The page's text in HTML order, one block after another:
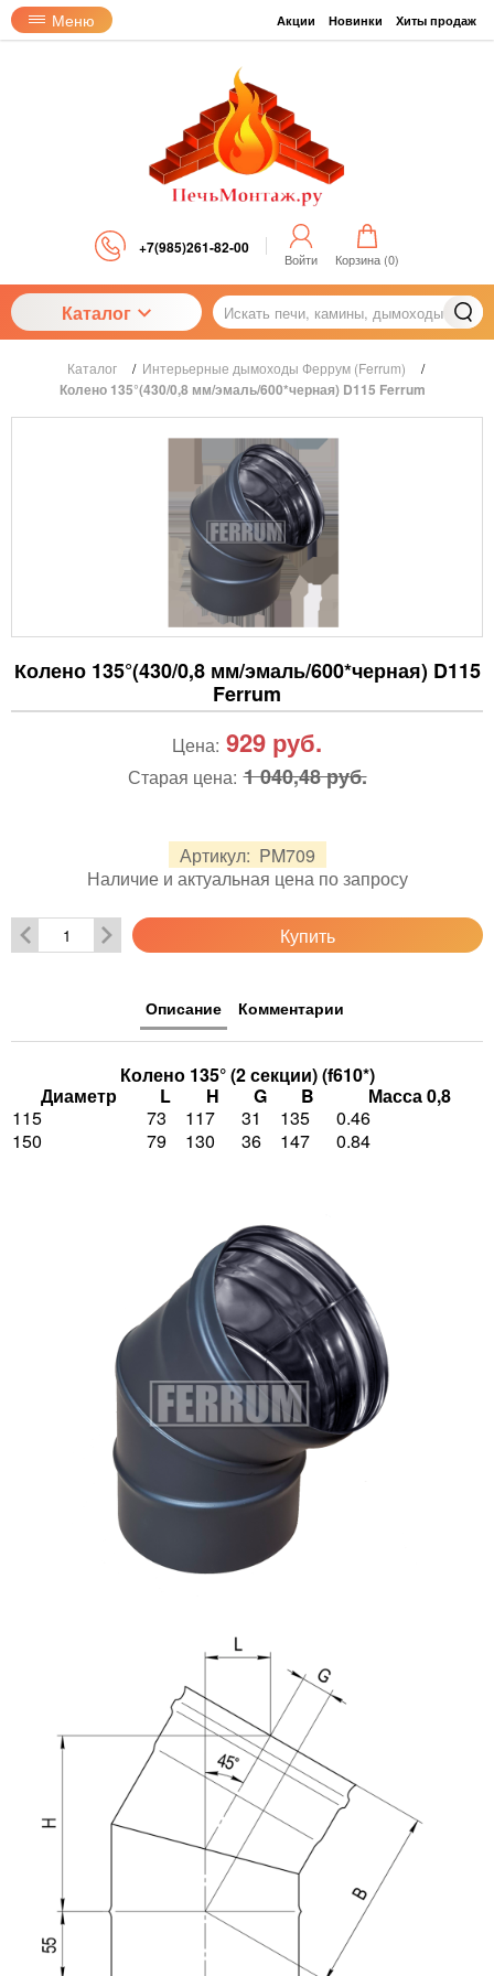
Меню Акции Новинки Хиты продаж
+7(985)261-82-00
Войти Корзина (0)
Каталог
Каталог / Интерьерные дымоходы Феррум (Ferrum) /
Колено 135°(430/0,8 мм/эмаль/600*черная) D115 Ferrum
Колено 135°(430/0,8 мм/эмаль/600*черная) D115
Ferrum
Артикул: PM709
Наличие и актуальная цена по запросу
Цена: 929 руб.
Старая цена: 1 040,48 руб.
Купить
Описание Комментарии
Колено 135° (2 секции) (f610*)
Диаметр
L H G B
Масса 0,8
115
73 117 31 135
0.46
150
79 130 36 147 0.84